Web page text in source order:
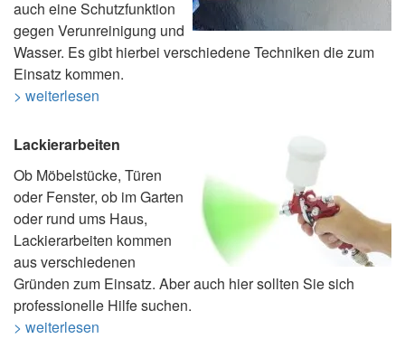
auch eine Schutzfunktion
gegen Verunreinigung und
Wasser. Es gibt hierbei verschiedene Techniken die zum
Einsatz kommen.
> weiterlesen
Lackierarbeiten
Ob Möbelstücke, Türen
oder Fenster, ob im Garten
oder rund ums Haus,
Lackierarbeiten kommen
aus verschiedenen
Gründen zum Einsatz. Aber auch hier sollten Sie sich
professionelle Hilfe suchen.
> weiterlesen